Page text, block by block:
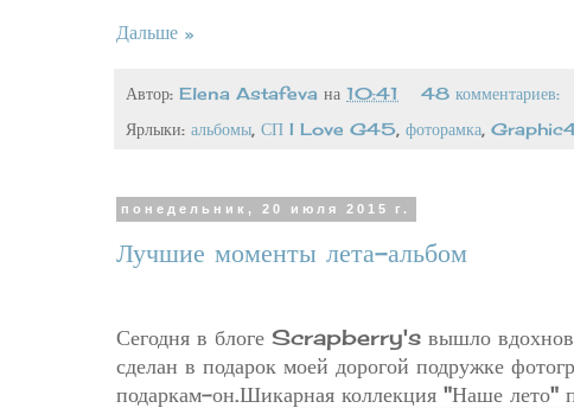
Дальше »
Автор: Elena Astafeva на 10:41
48 комментариев:
Ярлыки: альбомы, СП I Love G45, фоторамка,
понедельник, 20 июля 2015 г.
Лучшие моменты лета-альбом
Сегодня в блоге Scrapberry's вышло
сделан в подарок моей дорогой подружке
подаркам-он.Шикарная коллекция "Наше лето"